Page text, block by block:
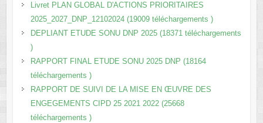
Livret PLAN GLOBAL D'ACTIONS PRIORITAIRES
2025_2027_DNP_12102024 (19009 téléchargements )
DEPLIANT ETUDE SONU DNP 2025 (18371 téléchargements
)
RAPPORT FINAL ETUDE SONU 2025 DNP (18164
téléchargements )
RAPPORT DE SUIVI DE LA MISE EN ŒUVRE DES
ENGEGEMENTS CIPD 25 2021 2022 (25668
téléchargements )